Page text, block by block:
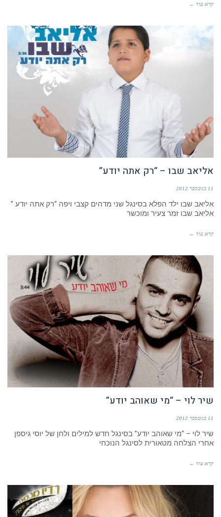
קרא עוד ←
אליאב שבו – “רק אתה יודע”
11 בנובמבר 2012
אליאב שבו ילד הפלא בסינגל שני מדהים קצבי ויפה “רק אתה יודע ”
אליאב שבו זמר צעיר ומוכשר
קרא עוד ←
שיר לוי – “מי שאוהב יודע”
11 בנובמבר 2012
שיר לוי – “מי שאוהב יודע” בסינגל חדש למילים ולחן של יוסי גיספן
אחרי הצלחה מטאורית לסינגל הנוכחי
קרא עוד ←